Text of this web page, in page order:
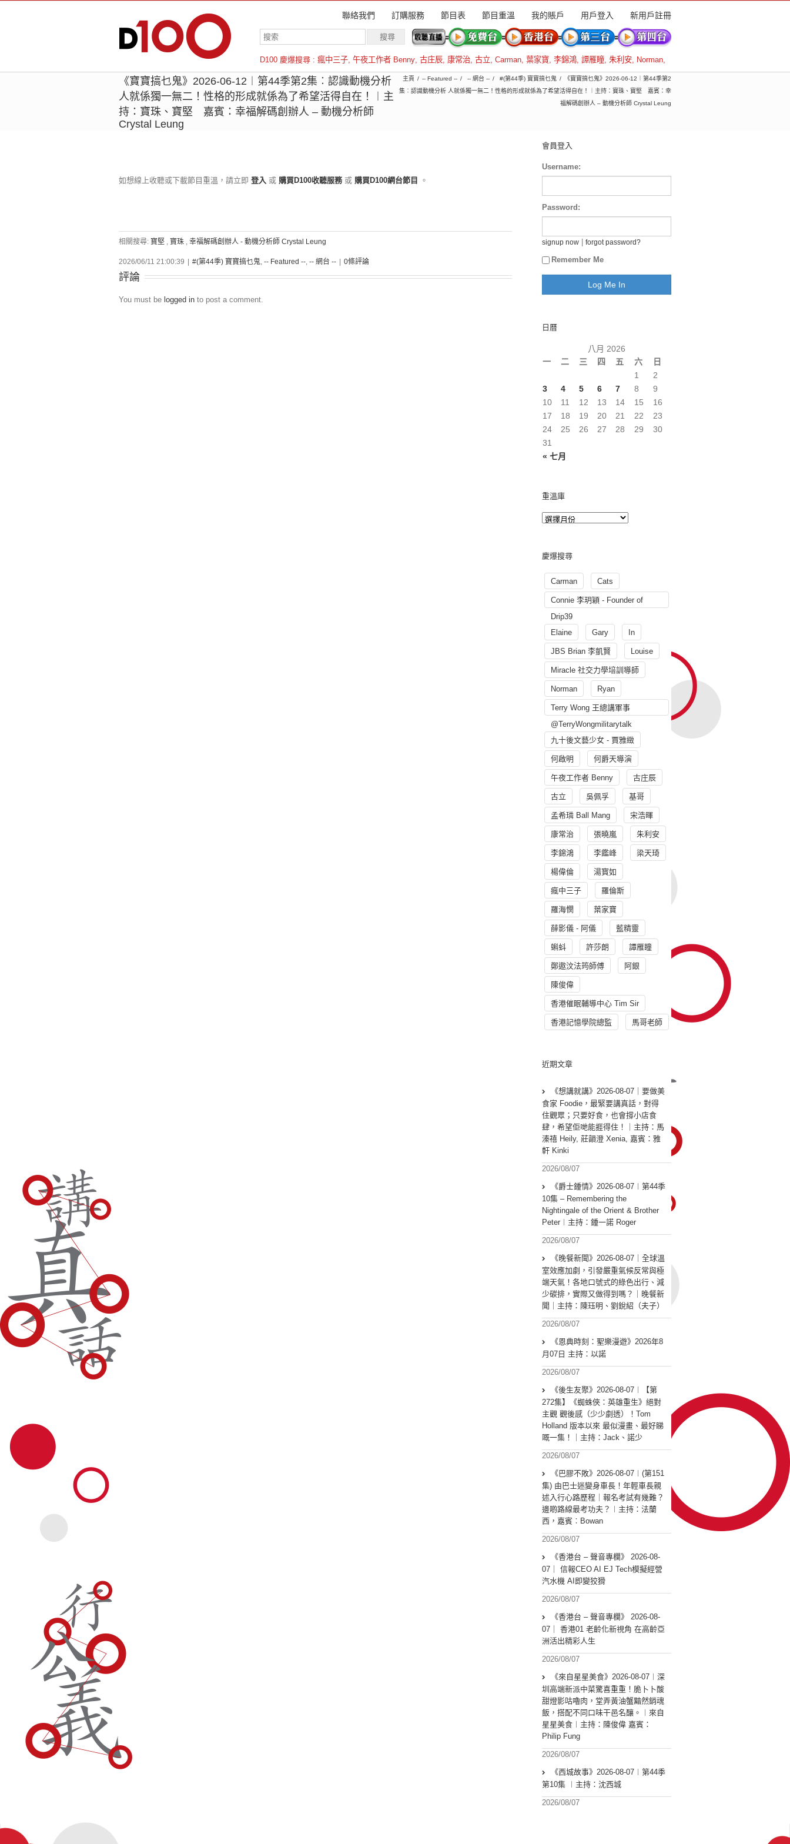
聯絡我們 訂購服務 節目表 節目重溫 我的賬戶 用戶登入 新用戶註冊
D100 慶爆搜尋 : 瘋中三子, 午夜工作者 Benny, 古庄辰, 康常治, 古立, Carman, 葉家寶, 李錦鴻, 譚雁瞳, 朱利安, Norman,
羅倫斯
《寶寶搞乜鬼》2026-06-12︱第44季第2集︰認識動機分析
人就係獨一無二！性格的形成就係為了希望活得自在！︱主
持：寶珠、寶堅 嘉賓：幸福解碼創辦人 – 動機分析師
Crystal Leung
主頁 -- Featured -- -- 網台 -- #(第44季) 寶寶搞乜鬼
《寶寶搞乜鬼》2026-06-12︱第44季第2
集︰認識動機分析 人就係獨一無二！性格的形成就係為了希望活得自在！︱主持：寶珠、寶堅 嘉賓：幸
福解碼創辦人 – 動機分析師 Crystal Leung
如想線上收聽或下載節目重溫，請立即 登入 或 購買D100收聽服務 或 購買D100網台節目 。
相關搜尋: 寶堅 , 寶珠 , 幸福解碼創辦人 - 動機分析師 Crystal Leung
2026/06/11 21:00:39 #(第44季) 寶寶搞乜鬼, -- Featured --, -- 網台 -- 0條評論
評論
You must be logged in to post a comment.
會員登入
Username:
Password:
signup now forgot password?
Remember Me
日曆
八月 2026
一
二 三 四 五 六 日
« 七月
1
2
3
4 5 6 7 8
9
10
11 12 13 14 15
16
17
18 19 20 21 22
23
24
25 26 27 28 29
30
31
重溫庫
慶爆搜尋
Carman Cats
Connie 李玥穎 - Founder of
Drip39
Elaine
Gary In
JBS Brian 李凱賢 Louise
Miracle 社交力學培訓導師
Norman Ryan
Terry Wong 王總講軍事
@TerryWongmilitarytalk
九十後文藝少女 - 賈雅緻
何啟明 何爵天導演
午夜工作者 Benny 古庄辰
古立 吳佩孚 基哥
孟希璘 Ball Mang 宋浩暉
康常治 張曉嵐 朱利安
李錦鴻 李鑑峰 梁天琦
楊偉倫 湯寳如
瘋中三子 羅倫斯
羅海憫 葉家寶
薛影儀 - 阿儀 藍精靈
蝌蚪 許莎朗 譚雁瞳
鄭遨汶法筠師傅 阿銀
陳俊偉
香港催眠輔導中心 Tim Sir
香港記憶學院總監 馬哥老師
近期文章
《想講就講》2026-08-07｜要做美
食家 Foodie，最緊要講真話，對得
住觀眾；只要好食，也會撐小店食
肆，希望佢哋能捱得住！｜主持：馬
溱禧 Heily, 莊韻澄 Xenia, 嘉賓：雅
軒 Kinki
2026/08/07
《爵士鍾情》2026-08-07︱第44季
10集 – Remembering the
Nightingale of the Orient & Brother
Peter︱主持：鍾一諾 Roger
2026/08/07
《晚餐新聞》2026-08-07｜全球溫
室效應加劇，引發嚴重氣候反常與極
端天氣！各地口號式的綠色出行、減
少碳排，實際又做得到嗎？｜晚餐新
聞｜主持：陳珏明、劉銳紹（夫子）
2026/08/07
《恩典時刻：聖樂漫遊》2026年8
月07日 主持：以諾
2026/08/07
《後生友聚》2026-08-07︱【第
272集】《蜘蛛俠：英雄重生》絕對
主觀 觀後感（少少劇透）！Tom
Holland 版本以來 最似漫畫、最好睇
嘅一集！｜主持：Jack、諾少
2026/08/07
《巴膠不敗》2026-08-07︱(第151
集) 由巴士迷變身車長！年輕車長親
述入行心路歷程｜報名考試有幾難？
邊啲路線最考功夫？︱主持：法蘭
西，嘉賓︰Bowan
2026/08/07
《香港台 – 聲音專欄》 2026-08-
07｜ 信報CEO AI EJ Tech模擬經營
汽水機 AI即變狡猾
2026/08/07
《香港台 – 聲音專欄》 2026-08-
07｜ 香港01 老齡化新視角 在高齡亞
洲活出精彩人生
2026/08/07
《來自星星美食》2026-08-07︱深
圳高端新派中菜驚喜重重！脆卜卜酸
甜燈影咕嚕肉，堂弄黃油蟹黯然銷魂
飯，搭配不同口味干邑名釀。︱來自
星星美食︱主持：陳俊偉 嘉賓：
Philip Fung
2026/08/07
《西城故事》2026-08-07︱第44季
第10集 ︱主持：沈西城
2026/08/07